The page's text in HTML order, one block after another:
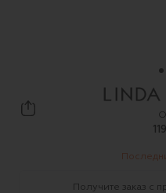
Получите заказ с